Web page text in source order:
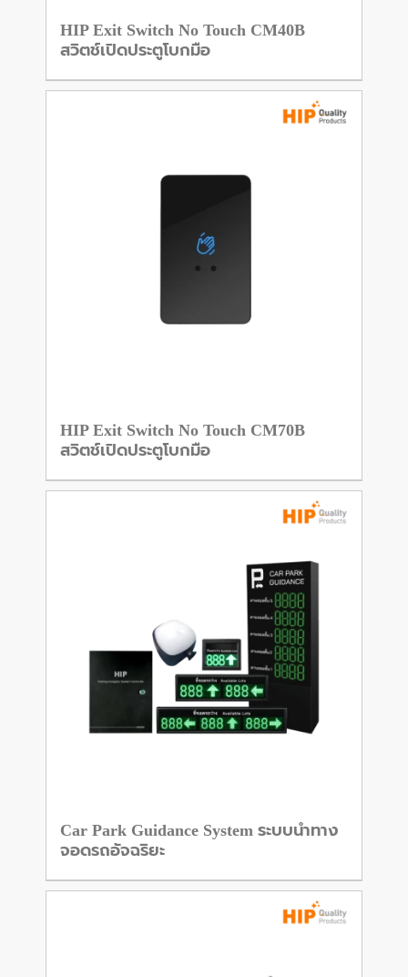
HIP Exit Switch No Touch CM40B
สวิตช์เปิดประตูโบกมือ
HIP Exit Switch No Touch CM70B
สวิตช์เปิดประตูโบกมือ
Car Park Guidance System ระบบนำทาง
จอดรถอัจฉริยะ